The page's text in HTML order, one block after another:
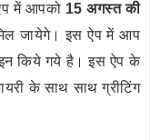
में आपको 15 अगस्त की
जायेगे। इस ऐप में आप
किये गये है। इस ऐप के
के साथ साथ ग्रीटिंग